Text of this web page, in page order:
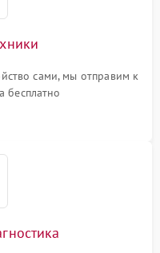
сами, мы отправим к
бесплатно